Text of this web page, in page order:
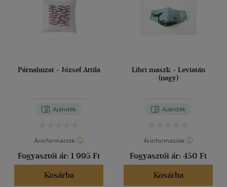
Párnahuzat - József Attila
Ajándék
Árinformációk
Fogyasztói ár: 1 995 Ft
Kosárba
Libri maszk - Leviatán
(nagy)
Ajándék
Árinformációk
Fogyasztói ár: 450 Ft
Kosárba